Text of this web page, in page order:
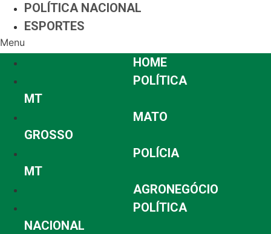
POLÍTICA NACIONAL
ESPORTES
Menu
HOME
POLÍTICA
MT
MATO
GROSSO
POLÍCIA
MT
AGRONEGÓCIO
POLÍTICA
NACIONAL